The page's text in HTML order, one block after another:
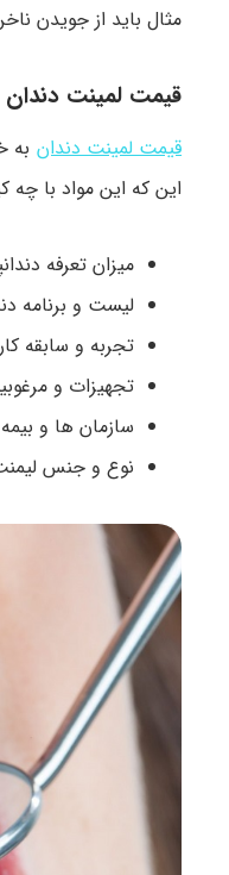
مثال باید از جویدن
قیمت لمینت
قیمت لمینت دندان به
این که این مواد با چه
میزان تعرفه
لیست و برنامه
تجربه و سابقه
تجهیزات و
سازمان ها و
نوع و جنس